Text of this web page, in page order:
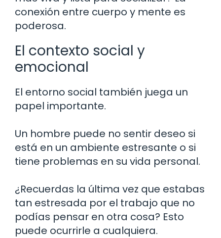
conexión entre cuerpo y mente es
poderosa.
El contexto social y
emocional
El entorno social también juega un
papel importante.
Un hombre puede no sentir deseo si
está en un ambiente estresante o si
tiene problemas en su vida personal.
¿Recuerdas la última vez que estabas
tan estresada por el trabajo que no
podías pensar en otra cosa? Esto
puede ocurrirle a cualquiera.